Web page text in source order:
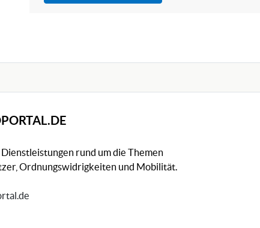
rund um die Themen
Ordnungswidrigkeiten und Mobilität.